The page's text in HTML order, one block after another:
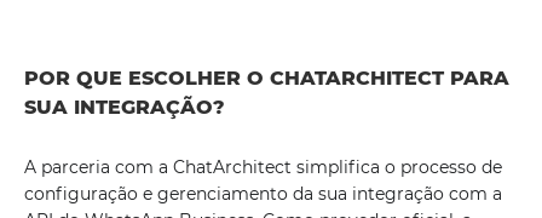
POR QUE ESCOLHER O CHATARCHITECT PARA
SUA INTEGRAÇÃO?
A parceria com a ChatArchitect simplifica o processo de
configuração e gerenciamento da sua integração com a